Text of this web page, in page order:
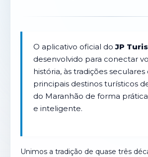
O aplicativo oficial doJP
desenvolvido para conectar
história, às tradições seculares
principais destinos turísticos
do Maranhão de forma
e inteligente.
Unimos a tradição de quase três